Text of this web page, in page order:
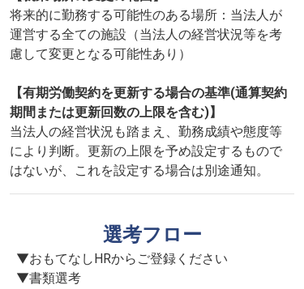
将来的に勤務する可能性のある場所：当法人が
運営する全ての施設（当法人の経営状況等を考
慮して変更となる可能性あり）
【有期労働契約を更新する場合の基準(通算契約
期間または更新回数の上限を含む)】
当法人の経営状況も踏まえ、勤務成績や態度等
により判断。更新の上限を予め設定するもので
はないが、これを設定する場合は別途通知。
選考フロー
▼おもてなしHRからご登録ください
▼書類選考